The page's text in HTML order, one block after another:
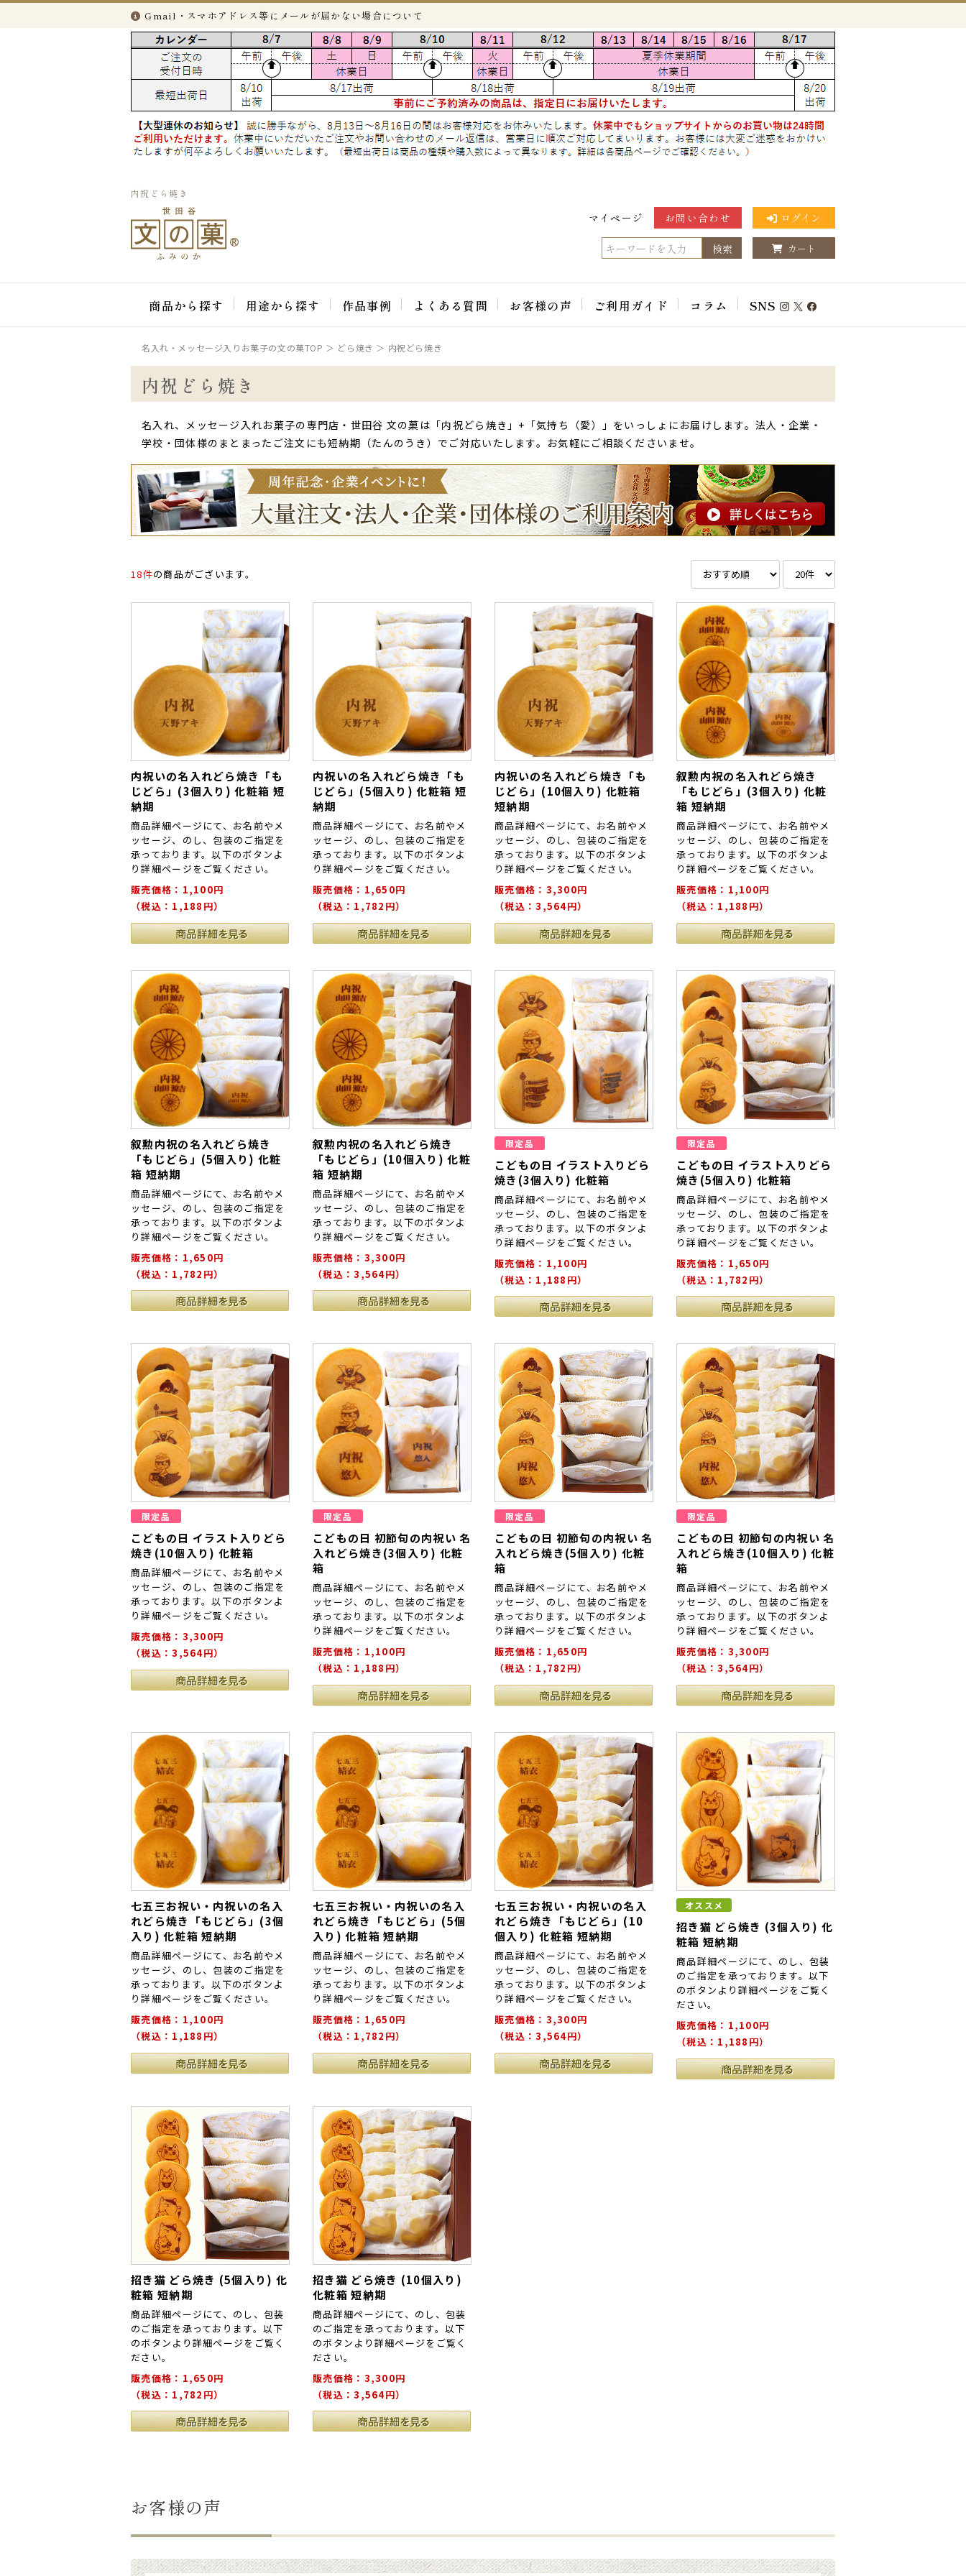
Gmail・スマホアドレス等にメールが届かない場合について
内祝どら焼き
マイページ お問い合わせ ログイン
検索 カート
商品から探す 用途から探す 作品事例 よくある質問 お客様の声 ご利用ガイド コラム SNS
名入れ・メッセージ入りお菓子の文の菓TOP どら焼き 内祝どら焼き
内祝どら焼き
名入れ、メッセージ入れお菓子の専門店・世田谷 文の菓は「内祝どら焼き」+「気持ち（愛）」をいっしょにお届けします。法人・企業・
学校・団体様のまとまったご注文にも短納期（たんのうき）でご対応いたします。お気軽にご相談くださいませ。
18件の商品がございます。
内祝いの名入れどら焼き「も
じどら」(3個入り) 化粧箱 短
納期
商品詳細ページにて、お名前やメ
ッセージ、のし、包装のご指定を
承っております。以下のボタンよ
り詳細ページをご覧ください。
販売価格：1,100円
（税込：1,188円）
内祝いの名入れどら焼き「も
じどら」(5個入り) 化粧箱 短
納期
商品詳細ページにて、お名前やメ
ッセージ、のし、包装のご指定を
承っております。以下のボタンよ
り詳細ページをご覧ください。
販売価格：1,650円
（税込：1,782円）
内祝いの名入れどら焼き「も
じどら」(10個入り) 化粧箱
短納期
商品詳細ページにて、お名前やメ
ッセージ、のし、包装のご指定を
承っております。以下のボタンよ
り詳細ページをご覧ください。
販売価格：3,300円
（税込：3,564円）
叙勲内祝の名入れどら焼き
「もじどら」(3個入り) 化粧
箱 短納期
商品詳細ページにて、お名前やメ
ッセージ、のし、包装のご指定を
承っております。以下のボタンよ
り詳細ページをご覧ください。
販売価格：1,100円
（税込：1,188円）
叙勲内祝の名入れどら焼き
「もじどら」(5個入り) 化粧
箱 短納期
商品詳細ページにて、お名前やメ
ッセージ、のし、包装のご指定を
承っております。以下のボタンよ
り詳細ページをご覧ください。
販売価格：1,650円
（税込：1,782円）
叙勲内祝の名入れどら焼き
「もじどら」(10個入り) 化粧
箱 短納期
商品詳細ページにて、お名前やメ
ッセージ、のし、包装のご指定を
承っております。以下のボタンよ
り詳細ページをご覧ください。
販売価格：3,300円
（税込：3,564円）
限定品
こどもの日 イラスト入りどら
焼き(3個入り) 化粧箱
商品詳細ページにて、お名前やメ
ッセージ、のし、包装のご指定を
承っております。以下のボタンよ
り詳細ページをご覧ください。
販売価格：1,100円
（税込：1,188円）
限定品
こどもの日 イラスト入りどら
焼き(5個入り) 化粧箱
商品詳細ページにて、お名前やメ
ッセージ、のし、包装のご指定を
承っております。以下のボタンよ
り詳細ページをご覧ください。
販売価格：1,650円
（税込：1,782円）
限定品
こどもの日 イラスト入りどら
焼き(10個入り) 化粧箱
商品詳細ページにて、お名前やメ
ッセージ、のし、包装のご指定を
承っております。以下のボタンよ
り詳細ページをご覧ください。
販売価格：3,300円
（税込：3,564円）
限定品
こどもの日 初節句の内祝い 名
入れどら焼き(3個入り) 化粧
箱
商品詳細ページにて、お名前やメ
ッセージ、のし、包装のご指定を
承っております。以下のボタンよ
り詳細ページをご覧ください。
販売価格：1,100円
（税込：1,188円）
限定品
こどもの日 初節句の内祝い 名
入れどら焼き(5個入り) 化粧
箱
商品詳細ページにて、お名前やメ
ッセージ、のし、包装のご指定を
承っております。以下のボタンよ
り詳細ページをご覧ください。
販売価格：1,650円
（税込：1,782円）
限定品
こどもの日 初節句の内祝い 名
入れどら焼き(10個入り) 化粧
箱
商品詳細ページにて、お名前やメ
ッセージ、のし、包装のご指定を
承っております。以下のボタンよ
り詳細ページをご覧ください。
販売価格：3,300円
（税込：3,564円）
七五三お祝い・内祝いの名入
れどら焼き「もじどら」(3個
入り) 化粧箱 短納期
商品詳細ページにて、お名前やメ
ッセージ、のし、包装のご指定を
承っております。以下のボタンよ
り詳細ページをご覧ください。
販売価格：1,100円
（税込：1,188円）
七五三お祝い・内祝いの名入
れどら焼き「もじどら」(5個
入り) 化粧箱 短納期
商品詳細ページにて、お名前やメ
ッセージ、のし、包装のご指定を
承っております。以下のボタンよ
り詳細ページをご覧ください。
販売価格：1,650円
（税込：1,782円）
七五三お祝い・内祝いの名入
れどら焼き「もじどら」(10
個入り) 化粧箱 短納期
商品詳細ページにて、お名前やメ
ッセージ、のし、包装のご指定を
承っております。以下のボタンよ
り詳細ページをご覧ください。
販売価格：3,300円
（税込：3,564円）
オススメ
招き猫 どら焼き (3個入り) 化
粧箱 短納期
商品詳細ページにて、のし、包装
のご指定を承っております。以下
のボタンより詳細ページをご覧く
ださい。
販売価格：1,100円
（税込：1,188円）
招き猫 どら焼き (5個入り) 化
粧箱 短納期
商品詳細ページにて、のし、包装
のご指定を承っております。以下
のボタンより詳細ページをご覧く
ださい。
販売価格：1,650円
（税込：1,782円）
招き猫 どら焼き (10個入り)
化粧箱 短納期
商品詳細ページにて、のし、包装
のご指定を承っております。以下
のボタンより詳細ページをご覧く
ださい。
販売価格：3,300円
（税込：3,564円）
お客様の声